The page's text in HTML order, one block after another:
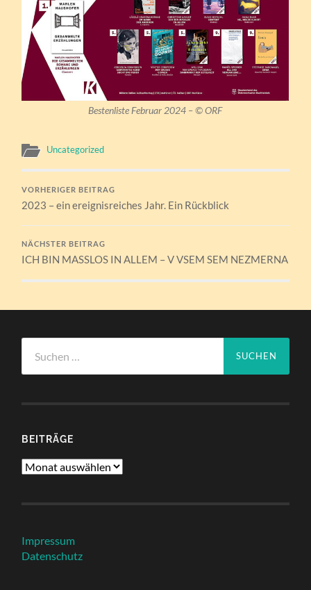
Bestenliste Februar 2024 –©ORF
Uncategorized
VORHERIGER BEITRAG
2023 – ein ereignisreiches Jahr. Ein Rückblick
NÄCHSTER BEITRAG
ICH BIN MASSLOS IN ALLEM – V VSEM SEM NEZMERNA
nach:
BEITRÄGE
Beiträge
Impressum
Datenschutz